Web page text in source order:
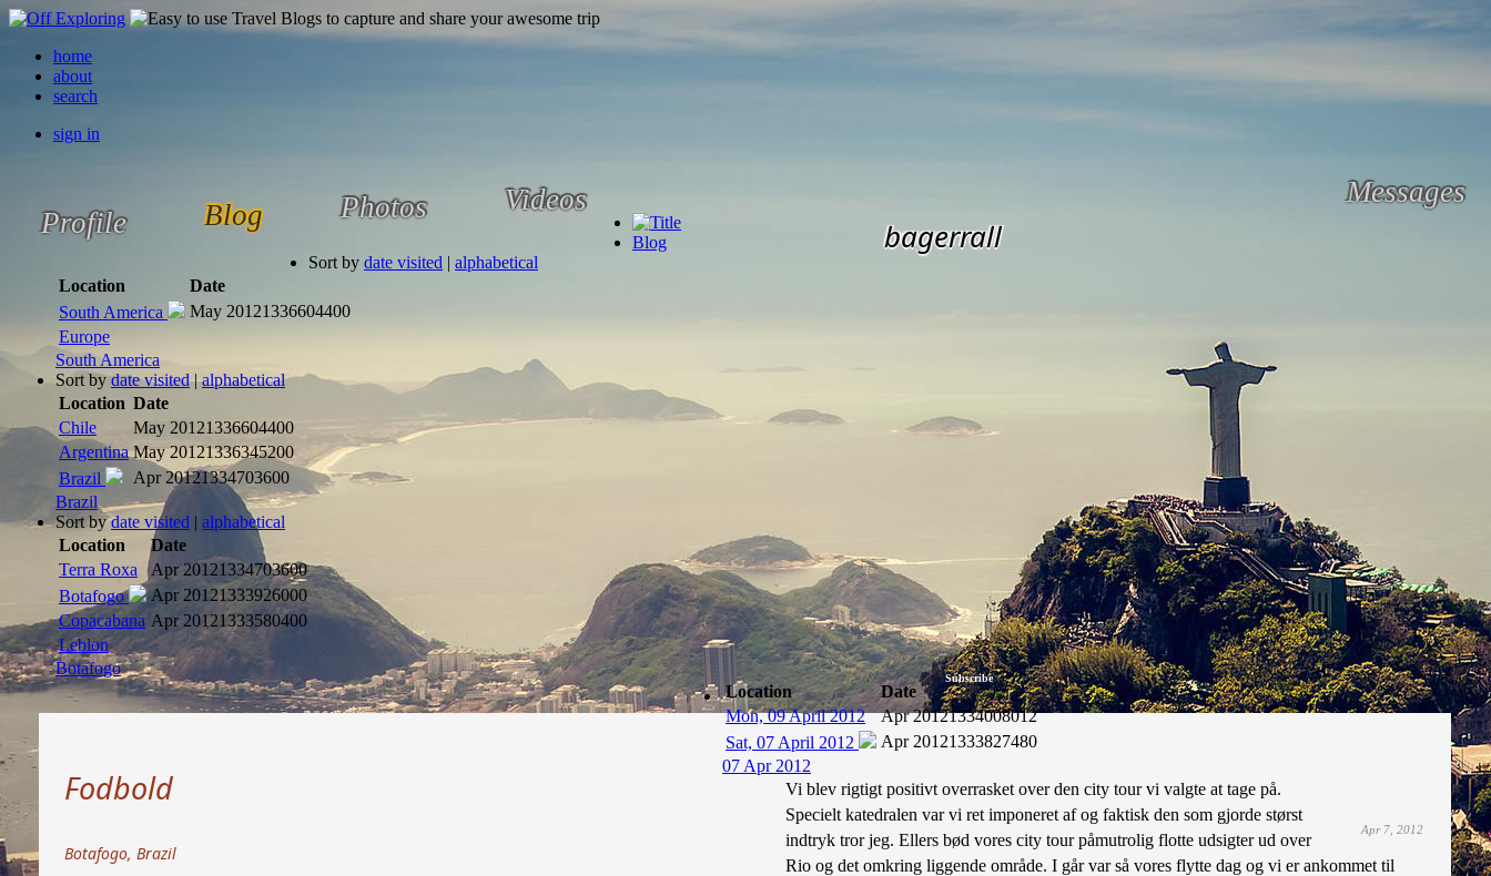
home
about
search
sign in
Profile Blog Photos Videos Messages
Subscribe
bagerrall
Blog
Sort by date visited | alphabetical
Location
Date
South America
May 20121336604400
Europe
South America
Sort bydate visited | alphabetical
Location Date
Chile
May 20121336604400
Argentina May 20121336345200
Brazil
Apr 20121334703600
Brazil
Sort bydate visited | alphabetical
Location
Date
Terra Roxa
Apr 20121334703600
Botafogo
Apr 20121333926000
Copacabana Apr 20121333580400
Leblon
Botafogo
Location
Date
Mon, 09 April 2012
Apr 20121334008012
Sat, 07 April 2012
Apr 20121333827480
07 Apr 2012
Fodbold
Botafogo, Brazil
Apr 7, 2012
Vi blev rigtigt positivt overrasket over den city tour vi valgte at tage på.
Specielt katedralen var vi ret imponeret af og faktisk den som gjorde størst
indtryk tror jeg. Ellers bød vores city tour påmutrolig flotte udsigter ud over
Rio og det omkring liggende område. I går var så vores flytte dag og vi er ankommet til